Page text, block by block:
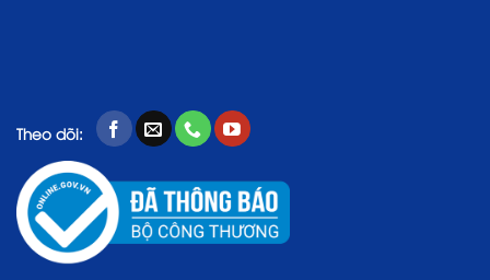
Theo dõi: